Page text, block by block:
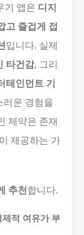
기 앱은 디지
고 즐겁게 접
입니다. 실제
타건감, 그리
테인먼트 기
러운 경험을
제약은 존재
제공하는 가
추천합니다.
적 여유가 부